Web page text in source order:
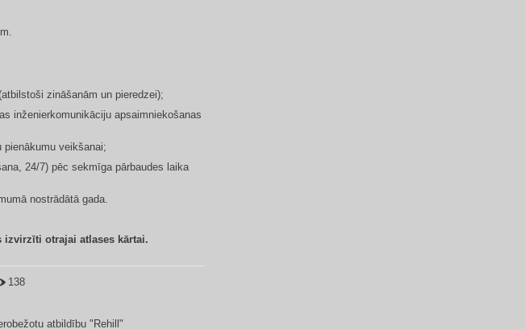
zināšanām un pieredzei);
inženierkomunikāciju apsaimniekošanas
veikšanai;
24/7) pēc sekmīga pārbaudes laika
nostrādātā gada.
otrajai atlases kārtai.
138
atbildību "Rehill"